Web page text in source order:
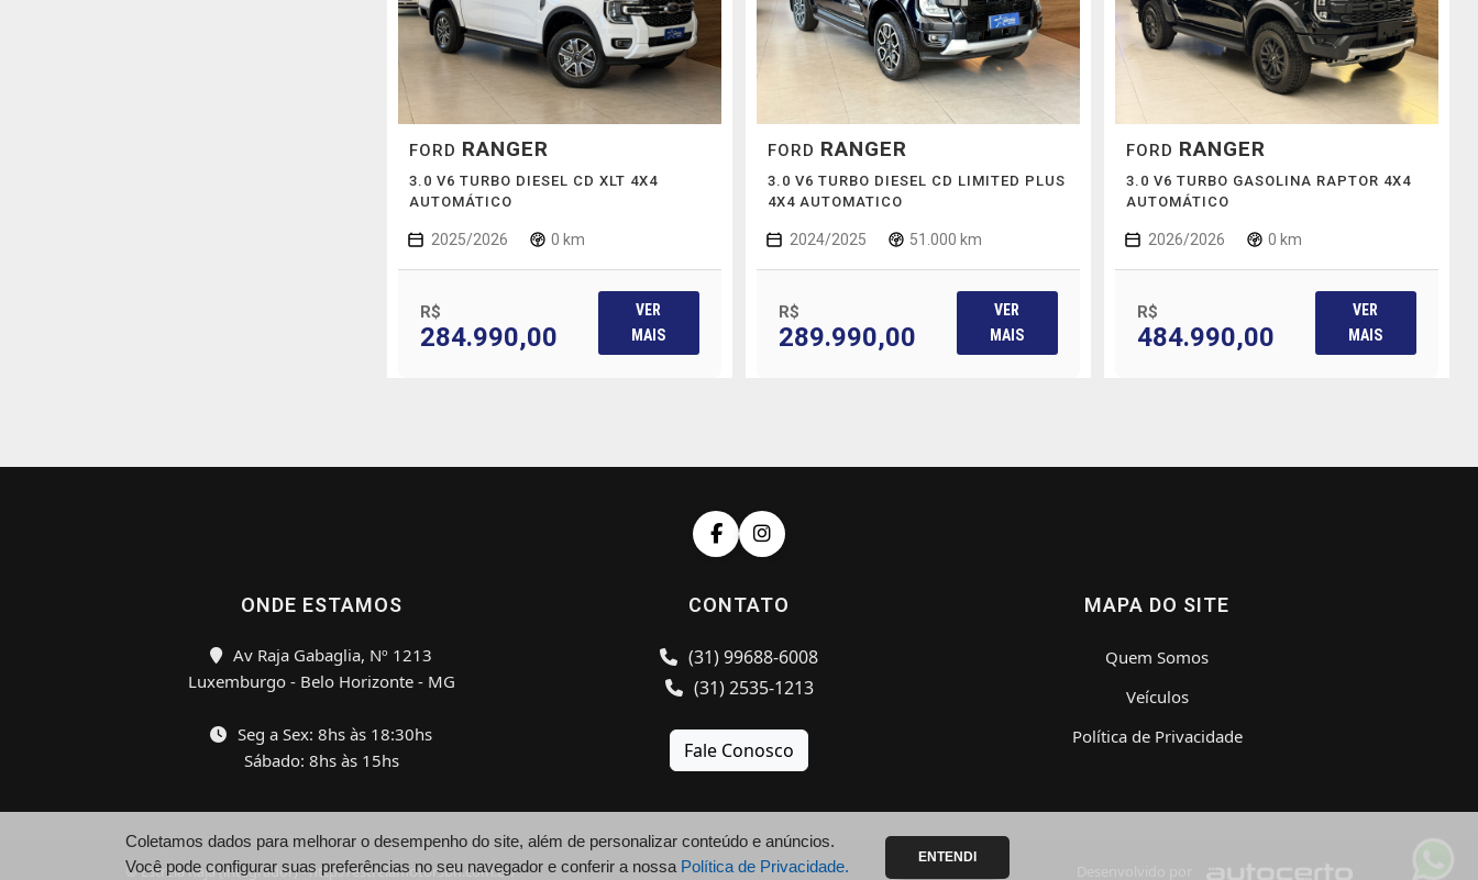
FORD RANGER
3.0 V6 TURBO DIESEL CD XLT 4X4
AUTOMÁTICO
2025/2026 0 km
R$
284.990,00
VER
MAIS
FORD RANGER
3.0 V6 TURBO DIESEL CD LIMITED PLUS
4X4 AUTOMATICO
2024/2025 51.000 km
R$
289.990,00
VER
MAIS
FORD RANGER
3.0 V6 TURBO GASOLINA RAPTOR 4X4
AUTOMÁTICO
2026/2026 0 km
R$
484.990,00
VER
MAIS
ONDE ESTAMOS
Av Raja Gabaglia, Nº 1213
Luxemburgo - Belo Horizonte - MG
Seg a Sex: 8hs às 18:30hs
Sábado: 8hs às 15hs
CONTATO
(31) 99688-6008
(31) 2535-1213
Fale Conosco
MAPA DO SITE
Quem Somos
Veículos
Política de Privacidade
© Estrela Raja (integrador) - http://estrelamotorsbh.com.br/
Coletamos dados para melhorar o desempenho do site, além de personalizar conteúdo e anúncios.
Você pode configurar suas preferências no seu navegador e conferir a nossa Política de Privacidade. ENTENDI